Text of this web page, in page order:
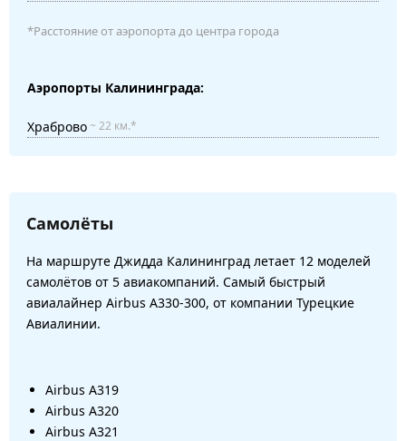
*Расстояние от аэропорта до центра города
Аэропорты Калининграда:
Храброво~ 22 км.*
Самолёты
На маршруте Джидда Калининград летает 12 моделей
самолётов от 5 авиакомпаний. Самый быстрый
авиалайнер Airbus A330-300, от компании Турецкие
Авиалинии.
Airbus A319
Airbus A320
Airbus A321